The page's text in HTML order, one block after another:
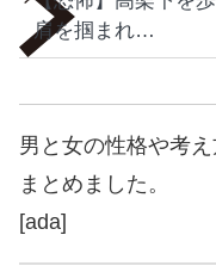
肩を掴まれ…
男と女の性格や考
まとめました。
[ada]